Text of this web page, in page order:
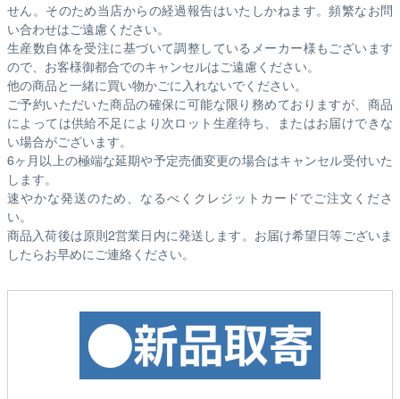
せん。そのため当店からの経過報告はいたしかねます。頻繁なお問
い合わせはご遠慮ください。
生産数自体を受注に基づいて調整しているメーカー様もございます
ので、お客様御都合でのキャンセルはご遠慮ください。
他の商品と一緒に買い物かごに入れないでください。
ご予約いただいた商品の確保に可能な限り務めておりますが、商品
によっては供給不足により次ロット生産待ち、またはお届けできな
い場合がございます。
6ヶ月以上の極端な延期や予定売価変更の場合はキャンセル受付いた
します。
速やかな発送のため、なるべくクレジットカードでご注文くださ
い。
商品入荷後は原則2営業日内に発送します。お届け希望日等ございま
したらお早めにご連絡ください。